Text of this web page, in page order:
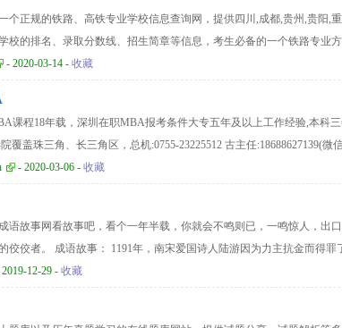
个正规的铁路、高铁专业学校信息查询网，提供四川,成都,贵州,贵阳,
校的排名、录取分数线、招生简章等信息，考生必备的一个铁路专业
- 2020-03-14 - 收藏
课程18年载，深圳在职MBA报考条件大专五年及以上工作经验,本科
覆盖珠三角、长三角区，总机:0755-23225512 古主任:18688627139(微
可海牙国际认证，香港公正
- 2020-03-06 - 收藏
语故事网看故事吧，看个一年半载，你就会不鸣则已，一鸣惊人，出
佼佼者。 成语故事： 1191年，南宋爱国诗人陆游因为力主抗金而得罪
山。他乐于助人，同情百姓，深得当地群众的拥护。二年后，他被推荐
12-29 - 收藏